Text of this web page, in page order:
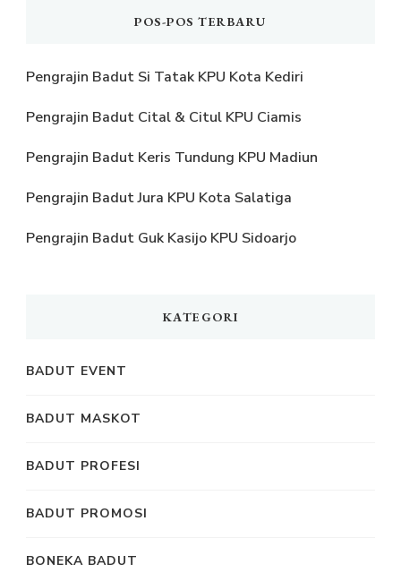
POS-POS TERBARU
Pengrajin Badut Si Tatak KPU Kota Kediri
Pengrajin Badut Cital & Citul KPU Ciamis
Pengrajin Badut Keris Tundung KPU Madiun
Pengrajin Badut Jura KPU Kota Salatiga
Pengrajin Badut Guk Kasijo KPU Sidoarjo
KATEGORI
BADUT EVENT
BADUT MASKOT
BADUT PROFESI
BADUT PROMOSI
BONEKA BADUT